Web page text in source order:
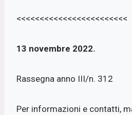
<<<<<<<<<<<<<<<<<<<<<<<<
13 novembre 2022.
Rassegna anno III/n. 312
Per informazioni e contatti,